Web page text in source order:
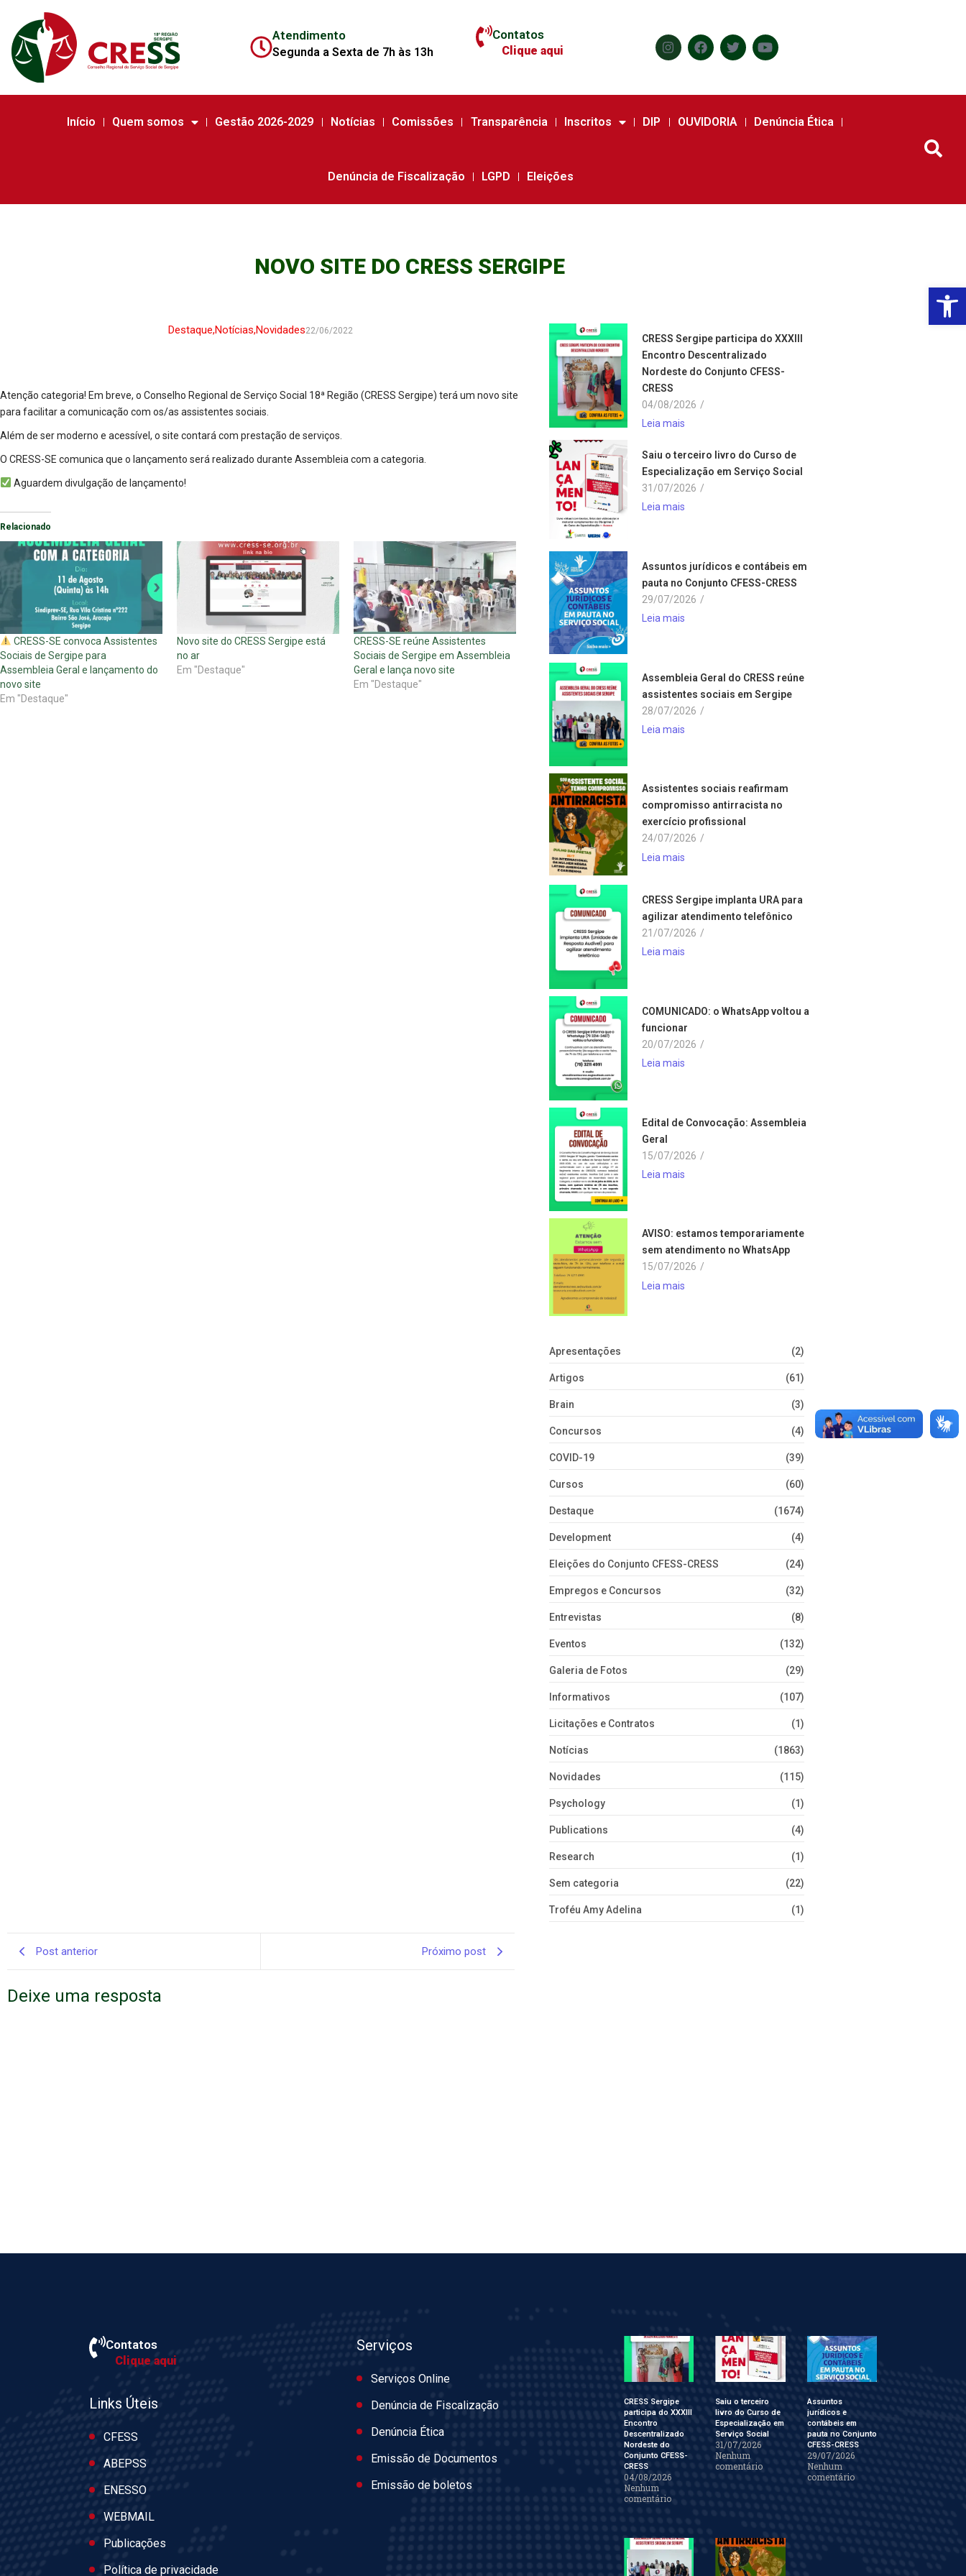
Atendimento
Segunda a Sexta de 7h às 13h
Contatos
Clique aqui
Início Quem somos Gestão 2026-2029 Notícias Comissões Transparência Inscritos DIP OUVIDORIA Denúncia Ética
Denúncia de Fiscalização LGPD Eleições
NOVO SITE DO CRESS SERGIPE
Destaque,Notícias,Novidades22/06/2022
Atenção categoria! Em breve, o Conselho Regional de Serviço Social 18ª Região (CRESS Sergipe) terá um novo site
para facilitar a comunicação com os/as assistentes sociais.
Além de ser moderno e acessível, o site contará com prestação de serviços.
O CRESS-SE comunica que o lançamento será realizado durante Assembleia com a categoria.
Aguardem divulgação de lançamento!
Relacionado
CRESS-SE convoca Assistentes
Sociais de Sergipe para
Assembleia Geral e lançamento do
novo site
Em "Destaque"
Novo site do CRESS Sergipe está
no ar
Em "Destaque"
CRESS-SE reúne Assistentes
Sociais de Sergipe em Assembleia
Geral e lança novo site
Em "Destaque"
CRESS Sergipe participa do XXXIII
Encontro Descentralizado
Nordeste do Conjunto CFESS-
CRESS
04/08/2026 /
Leia mais
Saiu o terceiro livro do Curso de
Especialização em Serviço Social
31/07/2026 /
Leia mais
Assuntos jurídicos e contábeis em
pauta no Conjunto CFESS-CRESS
29/07/2026 /
Leia mais
Assembleia Geral do CRESS reúne
assistentes sociais em Sergipe
28/07/2026 /
Leia mais
Assistentes sociais reafirmam
compromisso antirracista no
exercício profissional
24/07/2026 /
Leia mais
CRESS Sergipe implanta URA para
agilizar atendimento telefônico
21/07/2026 /
Leia mais
COMUNICADO: o WhatsApp voltou a
funcionar
20/07/2026 /
Leia mais
Edital de Convocação: Assembleia
Geral
15/07/2026 /
Leia mais
AVISO: estamos temporariamente
sem atendimento no WhatsApp
15/07/2026 /
Leia mais
Apresentações (2)
Artigos (61)
Brain (3)
Concursos (4)
COVID-19 (39)
Cursos (60)
Destaque (1674)
Development (4)
Eleições do Conjunto CFESS-CRESS (24)
Empregos e Concursos (32)
Entrevistas (8)
Eventos (132)
Galeria de Fotos (29)
Informativos (107)
Licitações e Contratos (1)
Notícias (1863)
Novidades (115)
Psychology (1)
Publications (4)
Research (1)
Sem categoria (22)
Troféu Amy Adelina (1)
Post anterior Próximo post
Deixe uma resposta
Contatos
Clique aqui
Links Úteis
CFESS
ABEPSS
ENESSO
WEBMAIL
Publicações
Política de privacidade
Serviços
Serviços Online
Denúncia de Fiscalização
Denúncia Ética
Emissão de Documentos
Emissão de boletos
CRESS Sergipe
participa do XXXIII
Encontro
Descentralizado
Nordeste do
Conjunto CFESS-
CRESS
04/08/2026
Nenhum
comentário
Saiu o terceiro
livro do Curso de
Especialização em
Serviço Social
31/07/2026
Nenhum
comentário
Assuntos
jurídicos e
contábeis em
pauta no Conjunto
CFESS-CRESS
29/07/2026
Nenhum
comentário